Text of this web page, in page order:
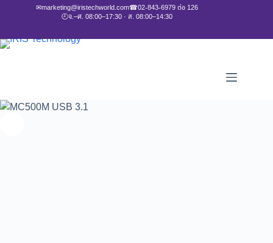
✉marketing@iristechworld.com☎02-843-6979 ต่อ 126
🕘จ.–ศ. 08:00–17:30 · ส. 08:00–14:30